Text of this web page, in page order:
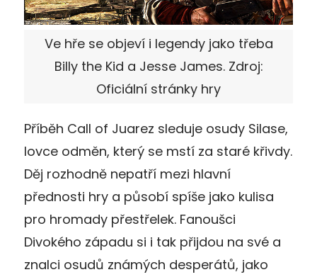
Ve hře se objeví i legendy jako třeba
Billy the Kid a Jesse James. Zdroj:
Oficiální stránky hry
Příběh Call of Juarez sleduje osudy Silase,
lovce odměn, který se mstí za staré křivdy.
Děj rozhodně nepatří mezi hlavní
přednosti hry a působí spíše jako kulisa
pro hromady přestřelek. Fanoušci
Divokého západu si i tak přijdou na své a
znalci osudů známých desperátů, jako